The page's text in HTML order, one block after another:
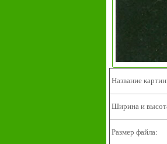
Название
Ширина и
Размер файла: